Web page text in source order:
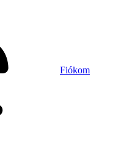
Fiókom